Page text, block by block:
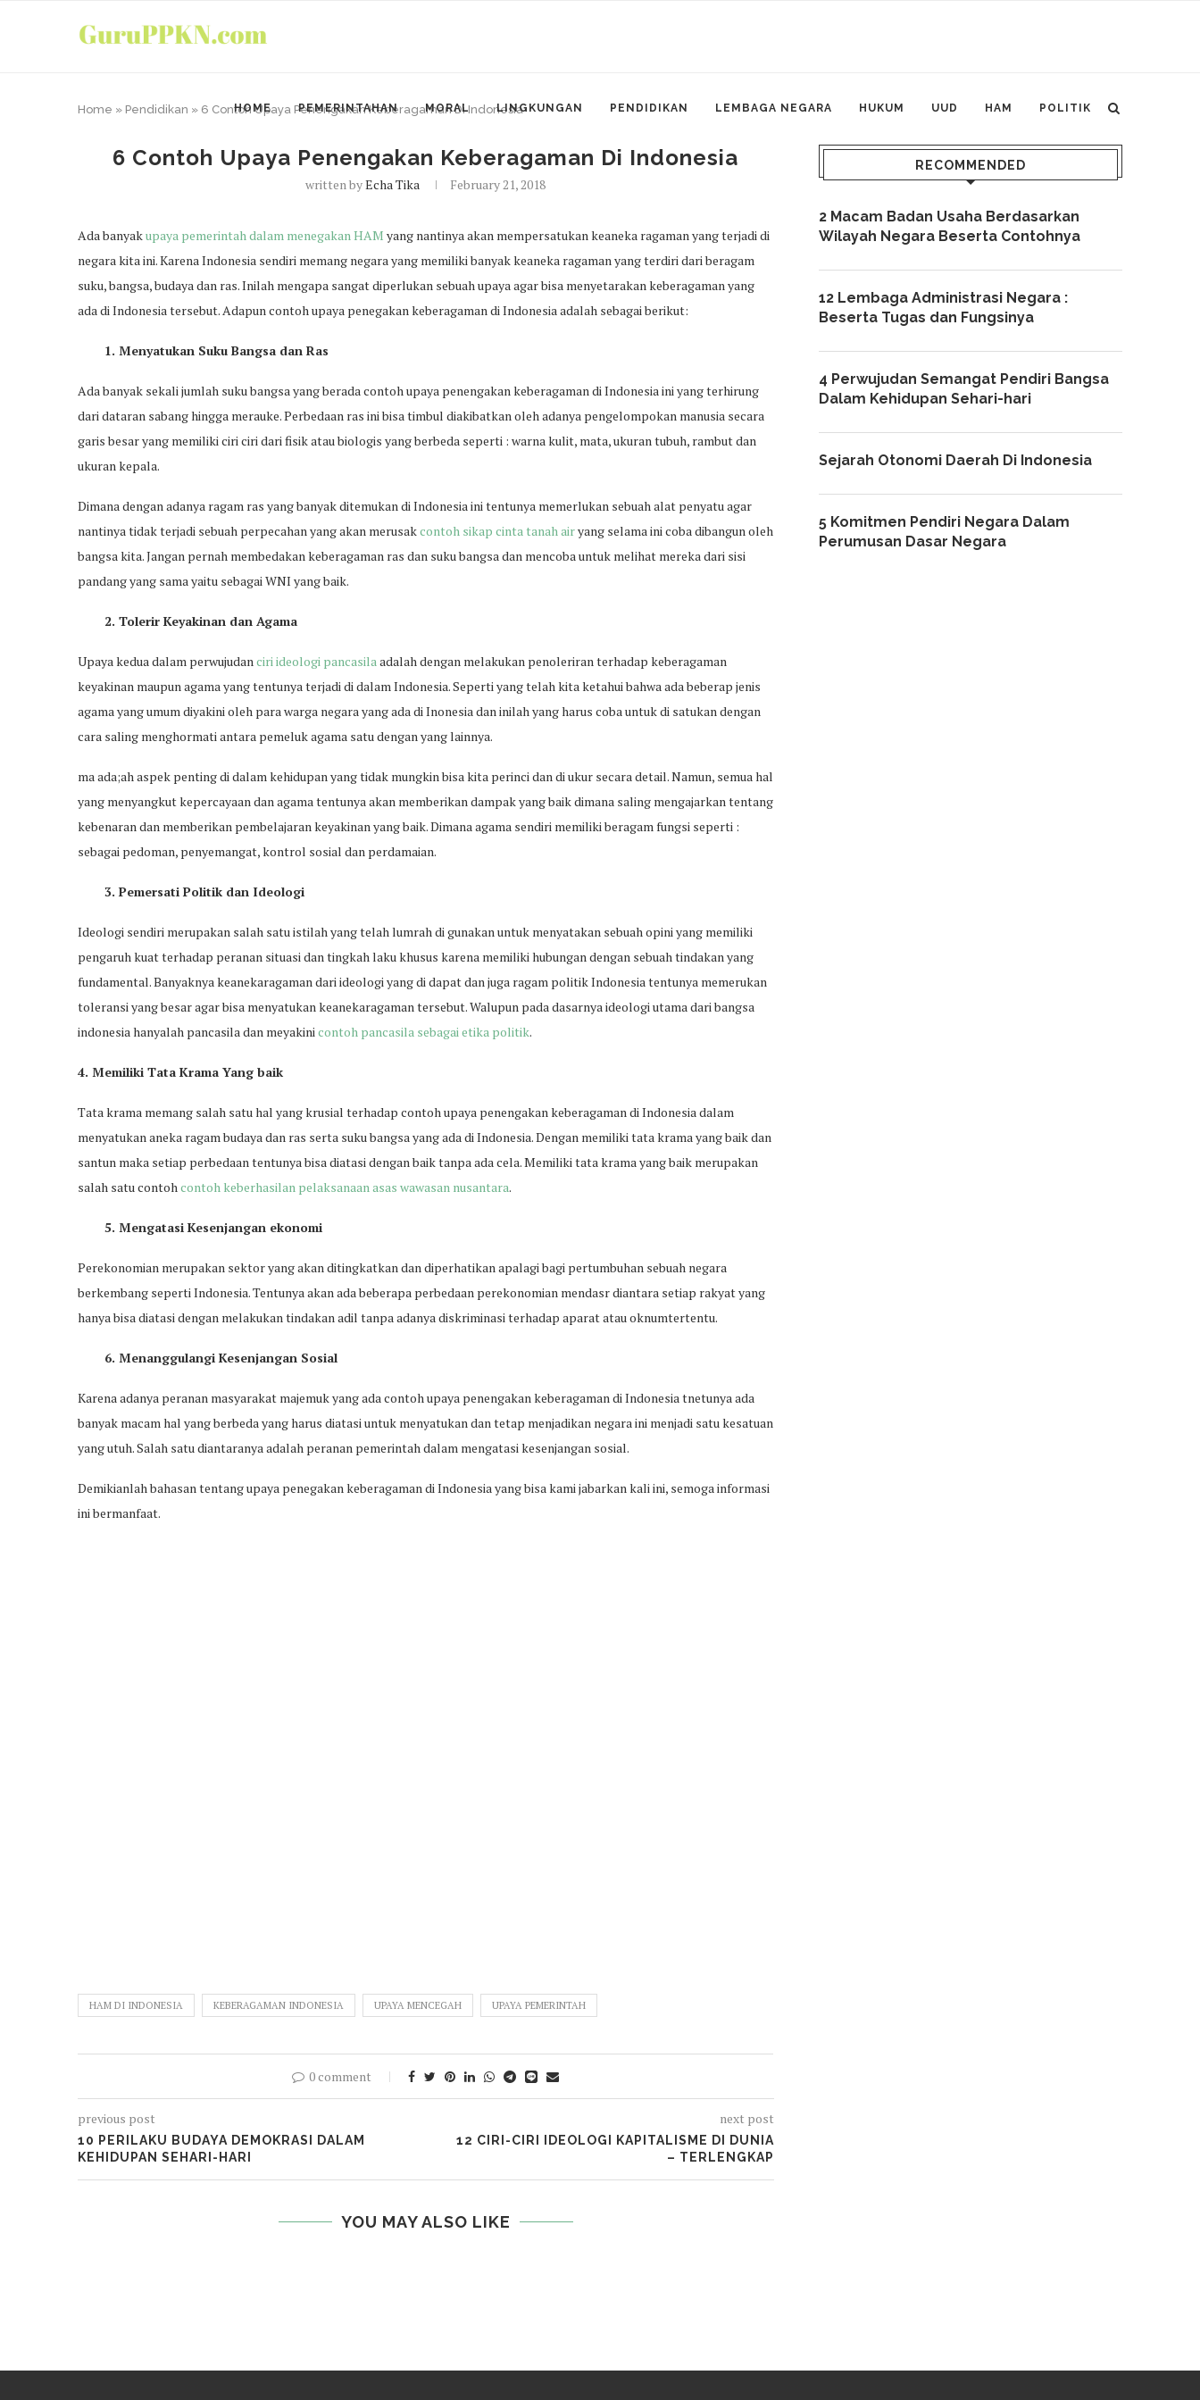
HOME PEMERINTAHAN MORAL LINGKUNGAN PENDIDIKAN LEMBAGA NEGARA HUKUM UUD HAM POLITIK
Home » Pendidikan » 6 Contoh Upaya Penengakan Keberagaman Di Indonesia
6 Contoh Upaya Penengakan Keberagaman Di Indonesia
written byEcha Tika February 21, 2018
Ada banyakupaya pemerintah dalam menegakan HAM yang nantinya akan mempersatukan keaneka ragaman yang terjadi di
negara kita ini. Karena Indonesia sendiri memang negara yang memiliki banyak keaneka ragaman yang terdiri dari beragam
suku, bangsa, budaya dan ras. Inilah mengapa sangat diperlukan sebuah upaya agar bisa menyetarakan keberagaman yang
ada di Indonesia tersebut. Adapun contoh upaya penegakan keberagaman di Indonesia adalah sebagai berikut:
1. Menyatukan Suku Bangsa dan Ras
Ada banyak sekali jumlah suku bangsa yang berada contoh upaya penengakan keberagaman di Indonesia ini yang terhirung
dari dataran sabang hingga merauke. Perbedaan ras ini bisa timbul diakibatkan oleh adanya pengelompokan manusia secara
garis besar yang memiliki ciri ciri dari fisik atau biologis yang berbeda seperti : warna kulit, mata, ukuran tubuh, rambut dan
ukuran kepala.
Dimana dengan adanya ragam ras yang banyak ditemukan di Indonesia ini tentunya memerlukan sebuah alat penyatu agar
nantinya tidak terjadi sebuah perpecahan yang akan merusakcontoh sikap cinta tanah airyang selama ini coba dibangun oleh
bangsa kita. Jangan pernah membedakan keberagaman ras dan suku bangsa dan mencoba untuk melihat mereka dari sisi
pandang yang sama yaitu sebagai WNI yang baik.
2. Tolerir Keyakinan dan Agama
Upaya kedua dalam perwujudanciri ideologi pancasilaadalah dengan melakukan penoleriran terhadap keberagaman
keyakinan maupun agama yang tentunya terjadi di dalam Indonesia. Seperti yang telah kita ketahui bahwa ada beberap jenis
agama yang umum diyakini oleh para warga negara yang ada di Inonesia dan inilah yang harus coba untuk di satukan dengan
cara saling menghormati antara pemeluk agama satu dengan yang lainnya.
ma ada;ah aspek penting di dalam kehidupan yang tidak mungkin bisa kita perinci dan di ukur secara detail. Namun, semua hal
yang menyangkut kepercayaan dan agama tentunya akan memberikan dampak yang baik dimana saling mengajarkan tentang
kebenaran dan memberikan pembelajaran keyakinan yang baik. Dimana agama sendiri memiliki beragam fungsi seperti :
sebagai pedoman, penyemangat, kontrol sosial dan perdamaian.
3. Pemersati Politik dan Ideologi
Ideologi sendiri merupakan salah satu istilah yang telah lumrah di gunakan untuk menyatakan sebuah opini yang memiliki
pengaruh kuat terhadap peranan situasi dan tingkah laku khusus karena memiliki hubungan dengan sebuah tindakan yang
fundamental. Banyaknya keanekaragaman dari ideologi yang di dapat dan juga ragam politik Indonesia tentunya memerukan
toleransi yang besar agar bisa menyatukan keanekaragaman tersebut. Walupun pada dasarnya ideologi utama dari bangsa
indonesia hanyalah pancasila dan meyakinicontoh pancasila sebagai etika politik.
4. Memiliki Tata Krama Yang baik
Tata krama memang salah satu hal yang krusial terhadap contoh upaya penengakan keberagaman di Indonesia dalam
menyatukan aneka ragam budaya dan ras serta suku bangsa yang ada di Indonesia. Dengan memiliki tata krama yang baik dan
santun maka setiap perbedaan tentunya bisa diatasi dengan baik tanpa ada cela. Memiliki tata krama yang baik merupakan
salah satu contohcontoh keberhasilan pelaksanaan asas wawasan nusantara.
5. Mengatasi Kesenjangan ekonomi
Perekonomian merupakan sektor yang akan ditingkatkan dan diperhatikan apalagi bagi pertumbuhan sebuah negara
berkembang seperti Indonesia. Tentunya akan ada beberapa perbedaan perekonomian mendasr diantara setiap rakyat yang
hanya bisa diatasi dengan melakukan tindakan adil tanpa adanya diskriminasi terhadap aparat atau oknumtertentu.
6. Menanggulangi Kesenjangan Sosial
Karena adanya peranan masyarakat majemuk yang ada contoh upaya penengakan keberagaman di Indonesia tnetunya ada
banyak macam hal yang berbeda yang harus diatasi untuk menyatukan dan tetap menjadikan negara ini menjadi satu kesatuan
yang utuh. Salah satu diantaranya adalah peranan pemerintah dalam mengatasi kesenjangan sosial.
Demikianlah bahasan tentang upaya penegakan keberagaman di Indonesia yang bisa kami jabarkan kali ini, semoga informasi
ini bermanfaat.
HAM DI INDONESIA KEBERAGAMAN INDONESIA UPAYA MENCEGAH UPAYA PEMERINTAH
0 comment
previous post
10 PERILAKU BUDAYA DEMOKRASI DALAM
KEHIDUPAN SEHARI-HARI
next post
12 CIRI-CIRI IDEOLOGI KAPITALISME DI DUNIA
– TERLENGKAP
YOU MAY ALSO LIKE
RECOMMENDED
2 Macam Badan Usaha Berdasarkan
Wilayah Negara Beserta Contohnya
12 Lembaga Administrasi Negara :
Beserta Tugas dan Fungsinya
4 Perwujudan Semangat Pendiri Bangsa
Dalam Kehidupan Sehari-hari
Sejarah Otonomi Daerah Di Indonesia
5 Komitmen Pendiri Negara Dalam
Perumusan Dasar Negara